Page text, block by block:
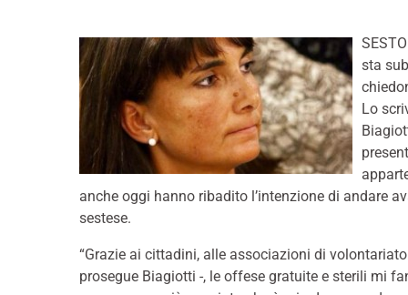
sta
Lo
anche oggi hanno ribadito l’intenzione di andare
sestese.
“Grazie ai cittadini, alle associazioni di
prosegue Biagiotti -, le offese gratuite e sterili mi